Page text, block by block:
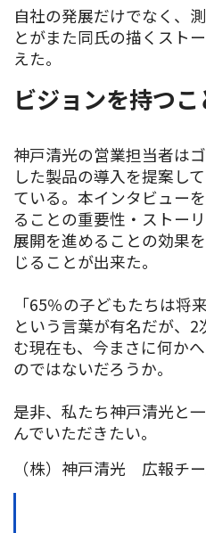
自社の発展だけでなく、
とがまた同氏の描くスト
えた。
ビジョンを持つこ
神戸清光の営業担当者は
した製品の導入を提案し
ている。本インタビュー
ることの重要性・ストー
展開を進めることの効果
じることが出来た。
「65％の子どもたちは将
という言葉が有名だが、
む現在も、今まさに何か
のではないだろうか。
是非、私たち神戸清光と
んでいただきたい。
（株）神戸清光 広報チ